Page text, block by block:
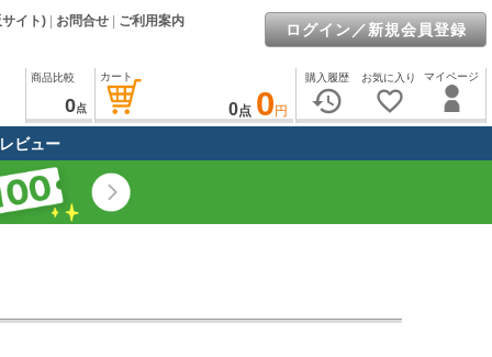
イト) お問合せ ご利用案内 ログイン／新規会員登録
マイページ
お気に入り
favorite_border
購入履歴
history
カート
0点 0 円
商品比較
0点
ビュー